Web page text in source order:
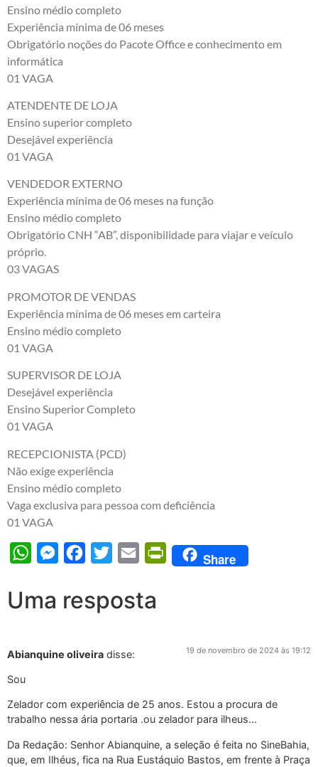
Ensino médio completo
Experiência mínima de 06 meses
Obrigatório noções do Pacote Office e conhecimento em
informática
01 VAGA
ATENDENTE DE LOJA
Ensino superior completo
Desejável experiência
01 VAGA
VENDEDOR EXTERNO
Experiência mínima de 06 meses na função
Ensino médio completo
Obrigatório CNH “AB”, disponibilidade para viajar e veículo
próprio.
03 VAGAS
PROMOTOR DE VENDAS
Experiência mínima de 06 meses em carteira
Ensino médio completo
01 VAGA
SUPERVISOR DE LOJA
Desejável experiência
Ensino Superior Completo
01 VAGA
RECEPCIONISTA (PCD)
Não exige experiência
Ensino médio completo
Vaga exclusiva para pessoa com deficiência
01 VAGA
WhatsAppMessengerFacebook
Twitter Email PrintFriendly
Share
Uma resposta
Abianquine oliveira disse: 19 de novembro de 2024 às 19:12
Sou
Zelador com experiência de 25 anos. Estou a procura de
trabalho nessa ária portaria .ou zelador para ilheus…
Da Redação: Senhor Abianquine, a seleção é feita no SineBahia,
que, em Ilhéus, fica na Rua Eustáquio Bastos, em frente à Praça